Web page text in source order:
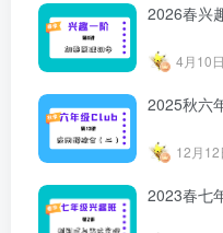
2026春兴
4月10
2025秋六
12月
2023春七